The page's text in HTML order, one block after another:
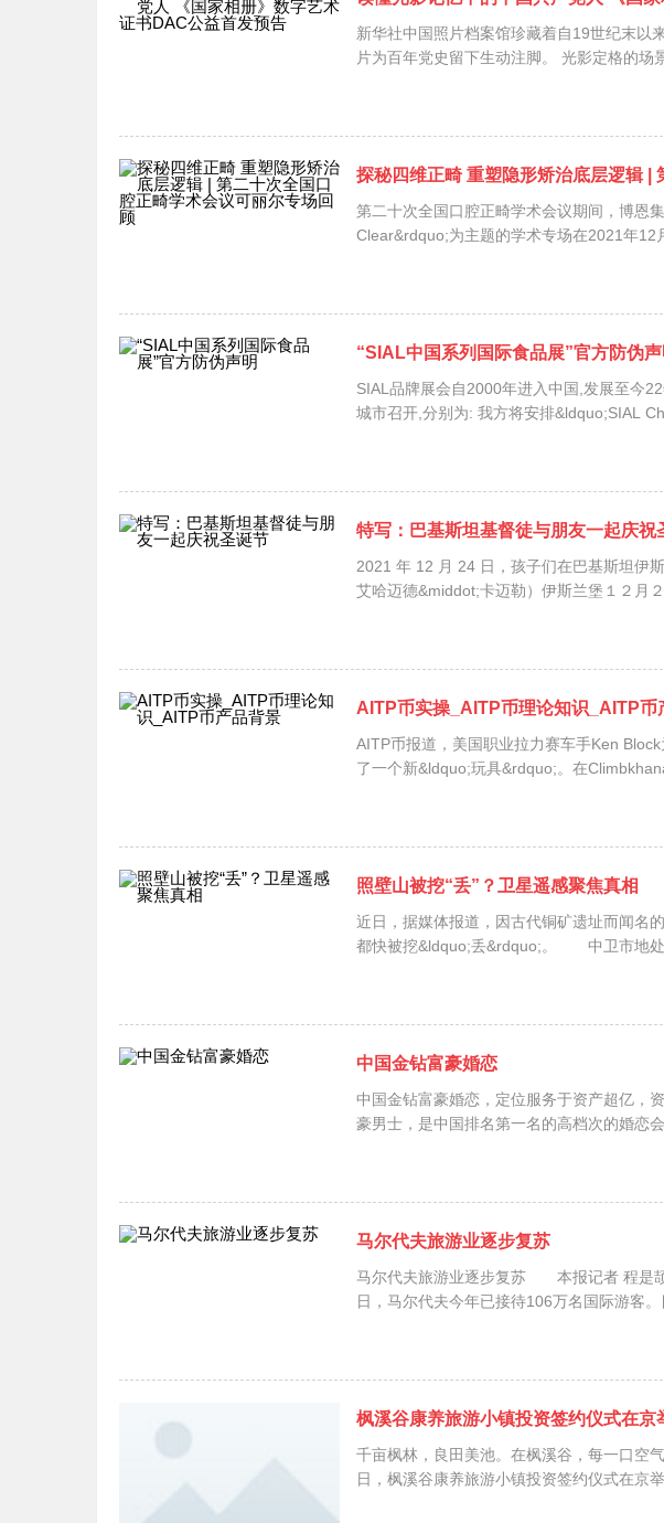
新华社中国照片档案馆珍藏着自19世纪末以
片为百年党史留下生动注
第二十次全国口腔正畸学术会议期间，博恩
Clear&rdquo;为主题的学术专场在2021年12
“SIAL中国系列国际食品展”官方防伪声
SIAL品牌展会自2000年进入中国,发展至今
城市召开,分别为: 我方将安排
特写：巴基斯坦基督徒与朋友一起庆祝
2021 年 12 月 24 日，孩子们在巴基斯坦伊
艾哈迈德&middot;卡迈勒）伊斯兰堡１２月
AITP币实操_AITP币理论知识_AITP币
AITP币报道，美国职业拉力赛车手Ken
了一个新&ldquo;玩具&rdquo;。在
照壁山被挖“丢”？卫星遥感聚焦真相
近日，据媒体报道，因古代铜矿遗址而闻名
都快被挖&ldquo;丢&rdquo;。 中卫市地处
中国金钻富豪婚恋
中国金钻富豪婚恋，定位服务于资产超亿，
豪男士，是中国排名第一名的高档次的婚恋
马尔代夫旅游业逐步复苏
马尔代夫旅游业逐步复苏 本报记者 程是
日，马尔代夫今年已接待106万名国际游客
枫溪谷康养旅游小镇投资签约仪式在京
千亩枫林，良田美池。在枫溪谷，每一口空
日，枫溪谷康养旅游小镇投资签约仪式在京